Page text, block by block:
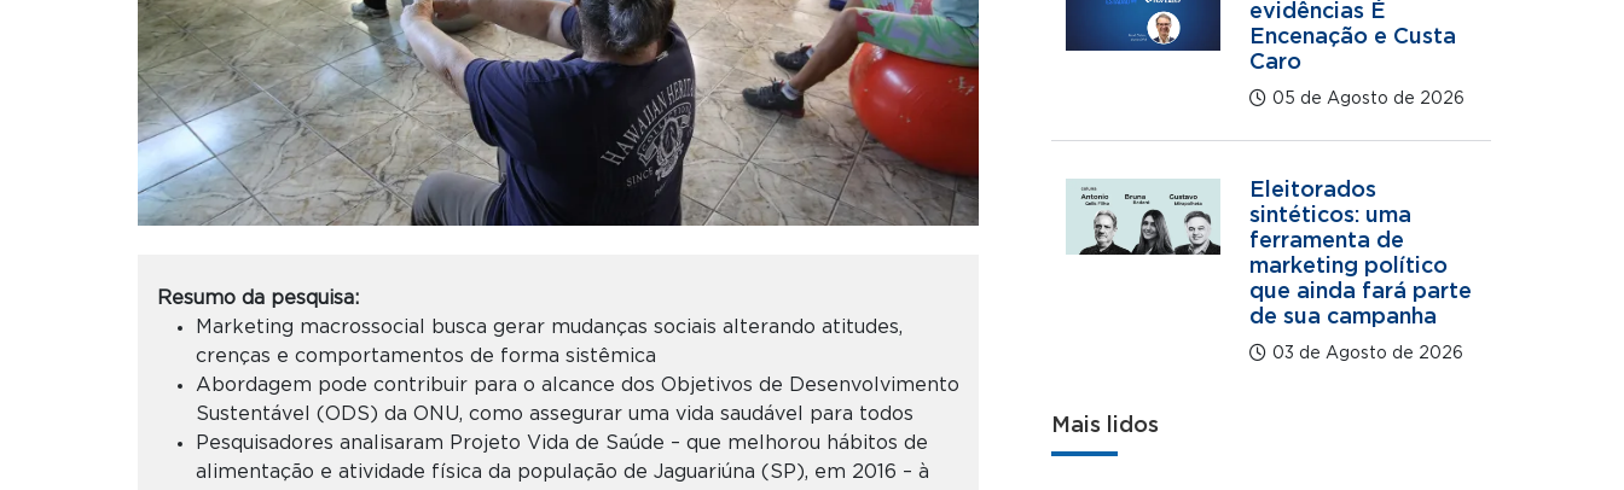
Resumo da pesquisa:
Marketing macrossocial busca gerar mudanças sociais alterando atitudes,
crenças e comportamentos de forma sistêmica
Abordagem pode contribuir para o alcance dos Objetivos de Desenvolvimento
Sustentável (ODS) da ONU, como assegurar uma vida saudável para todos
Pesquisadores analisaram Projeto Vida de Saúde – que melhorou hábitos de
alimentação e atividade física da população de Jaguariúna (SP), em 2016 – à
evidências É
Encenação e Custa
Caro
05 de Agosto de 2026
Eleitorados
sintéticos: uma
ferramenta de
marketing político
que ainda fará parte
de sua campanha
03 de Agosto de 2026
Mais lidos